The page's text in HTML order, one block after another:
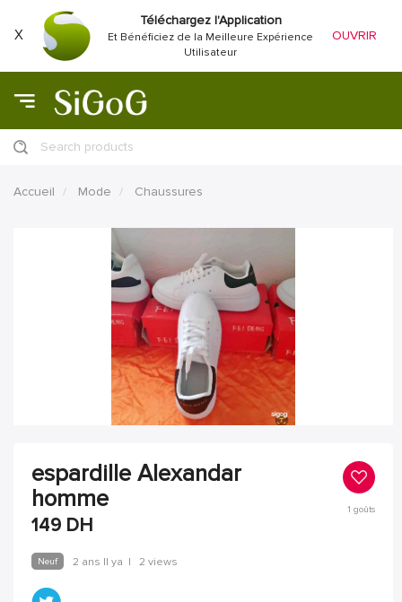
X
Téléchargez l'Application
Et Bénéficiez de la Meilleure Expérience
Utilisateur
OUVRIR
Search products
Accueil Mode Chaussures
espardille Alexandar
homme
149 DH
1 goûts
Neuf 2 ans Il ya | 2 views